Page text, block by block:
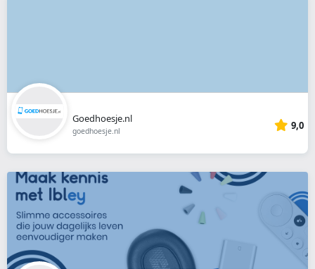
Goedhoesje.nl
goedhoesje.nl 9,0